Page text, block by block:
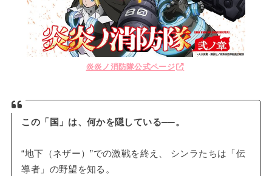
炎炎ノ消防隊公式ページ
この「国」は、何かを隠している──。
“地下（ネザー）”での激戦を終え、 シンラたちは「伝
導者」の野望を知る。